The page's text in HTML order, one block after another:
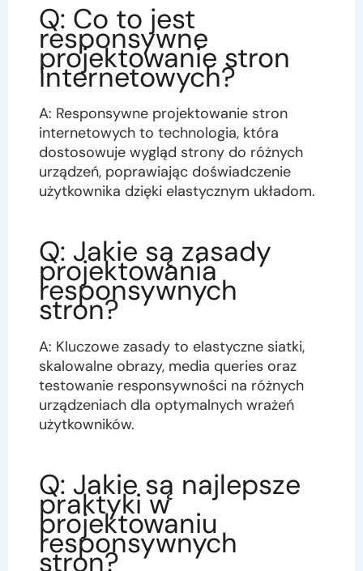
Q: Co to jest
responsywne
projektowanie stron
internetowych?
A: Responsywne projektowanie stron
internetowych to technologia, która
dostosowuje wygląd strony do różnych
urządzeń, poprawiając doświadczenie
użytkownika dzięki elastycznym układom.
Q: Jakie są zasady
projektowania
responsywnych
stron?
A: Kluczowe zasady to elastyczne siatki,
skalowalne obrazy, media queries oraz
testowanie responsywności na różnych
urządzeniach dla optymalnych wrażeń
użytkowników.
Q: Jakie są najlepsze
praktyki w
projektowaniu
responsywnych
stron?